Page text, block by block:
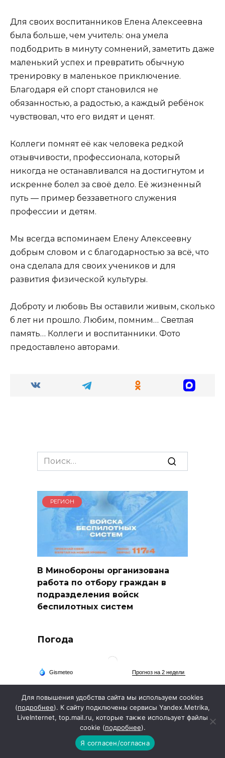
Для своих воспитанников Елена Алексеевна
была больше, чем учитель: она умела
подбодрить в минуту сомнений, заметить даже
маленький успех и превратить обычную
тренировку в маленькое приключение.
Благодаря ей спорт становился не
обязанностью, а радостью, а каждый ребёнок
чувствовал, что его видят и ценят.
Коллеги помнят её как человека редкой
отзывчивости, профессионала, который
никогда не останавливался на достигнутом и
искренне болел за своё дело. Её жизненный
путь — пример беззаветного служения
профессии и детям.
Мы всегда вспоминаем Елену Алексеевну
добрым словом и с благодарностью за всё, что
она сделала для своих учеников и для
развития физической культуры.
Доброту и любовь Вы оставили живым, сколько
б лет ни прошло. Любим, помним… Светлая
память… Коллеги и воспитанники. Фото
предоставлено авторами.
Search
for:
РЕГИОН
В Минобороны организована
работа по отбору граждан в
подразделения войск
беспилотных систем
Погода
Для повышения удобства сайта мы используем cookies
(подробнее). К сайту подключены сервисы Yandex.Metrika,
LiveInternet, top.mail.ru, которые также использует файлы
cookie (подробнее).
Я согласен/согласна